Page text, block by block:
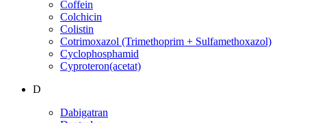
Coffein
Colchicin
Colistin
Cotrimoxazol (Trimethoprim + Sulfamethoxazol)
Cyclophosphamid
Cyproteron(acetat)
D
Dabigatran